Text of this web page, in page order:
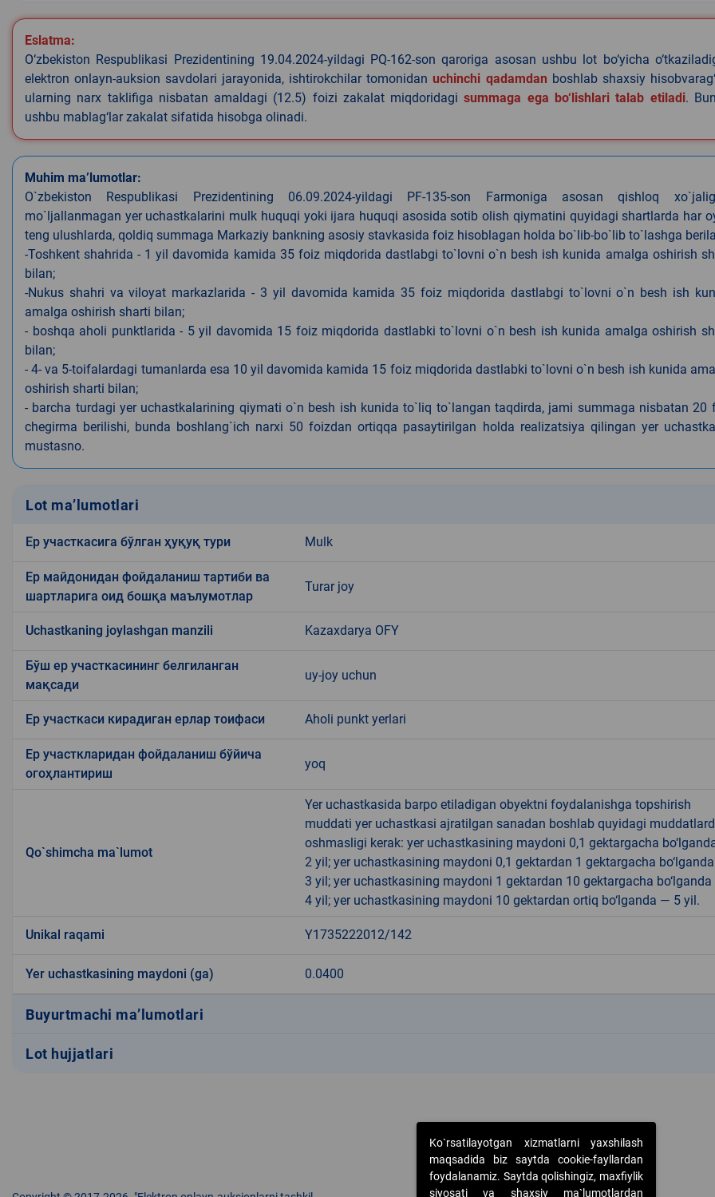
Eslatma:
O‘zbekiston Respublikasi Prezidentining 19.04.2024-yildagi PQ-162-son qaroriga asosan ushbu lot bo‘yicha
elektron onlayn-auksion savdolari jarayonida, ishtirokchilar tomonidanuchinchi qadamdan boshlab shaxsiy
ularning narx taklifiga nisbatan amaldagi (12.5) foizi zakalat miqdoridagisummaga ega bo‘lishlari talab etiladi.
ushbu mablag‘lar zakalat sifatida hisobga olinadi.
Muhim ma’lumotlar:
O`zbekiston Respublikasi Prezidentining 06.09.2024-yildagi PF-135-son Farmoniga asosan qishloq
mo`ljallanmagan yer uchastkalarini mulk huquqi yoki ijara huquqi asosida sotib olish qiymatini quyidagi shartlarda har
teng ulushlarda, qoldiq summaga Markaziy bankning asosiy stavkasida foiz hisoblagan holda bo`lib-bo`lib to`lashga
-Toshkent shahrida - 1 yil davomida kamida 35 foiz miqdorida dastlabgi to`lovni o`n besh ish kunida amalga oshirish
bilan;
-Nukus shahri va viloyat markazlarida - 3 yil davomida kamida 35 foiz miqdorida dastlabgi to`lovni o`n besh ish
amalga oshirish sharti bilan;
- boshqa aholi punktlarida - 5 yil davomida 15 foiz miqdorida dastlabki to`lovni o`n besh ish kunida amalga oshirish
bilan;
- 4- va 5-toifalardagi tumanlarda esa 10 yil davomida kamida 15 foiz miqdorida dastlabki to`lovni o`n besh ish kunida
oshirish sharti bilan;
- barcha turdagi yer uchastkalarining qiymati o`n besh ish kunida to`liq to`langan taqdirda, jami summaga nisbatan 20
chegirma berilishi, bunda boshlang`ich narxi 50 foizdan ortiqqa pasaytirilgan holda realizatsiya qilingan yer
mustasno.
Lot ma’lumotlari
Ер участкасига бўлган ҳуқуқ тури Mulk
Ер майдонидан фойдаланиш тартиби ва
шартларига оид бошқа маълумотлар
Turar joy
Uchastkaning joylashgan manzili Kazaxdarya OFY
Бўш ер участкасининг белгиланган
мақсади
uy-joy uchun
Ер участкаси кирадиган ерлар тоифаси Aholi punkt yerlari
Ер участкларидан фойдаланиш бўйича
огоҳлантириш
yoq
Qo`shimcha ma`lumot
Yer uchastkasida barpo etiladigan obyektni foydalanishga topshirish
muddati yer uchastkasi ajratilgan sanadan boshlab quyidagi
oshmasligi kerak: yer uchastkasining maydoni 0,1 gektargacha
2 yil; yer uchastkasining maydoni 0,1 gektardan 1 gektargacha
3 yil; yer uchastkasining maydoni 1 gektardan 10 gektargacha
4 yil; yer uchastkasining maydoni 10 gektardan ortiq bo‘lganda — 5 yil.
Unikal raqami Y1735222012/142
Yer uchastkasining maydoni (ga) 0.0400
Buyurtmachi ma’lumotlari
Lot hujjatlari
Ko`rsatilayotgan xizmatlarni yaxshilash
maqsadida biz saytda cookie-fayllardan
foydalanamiz. Saytda qolishingiz, maxfiylik
siyosati va shaxsiy ma`lumotlardan